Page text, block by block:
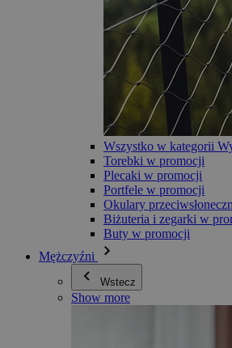
Wszystko w kategorii
Torebki w promocji
Plecaki w promocji
Portfele w promocji
Okulary
Biżuteria i zegarki w
Buty w promocji
Mężczyźni
Wstecz
Show more